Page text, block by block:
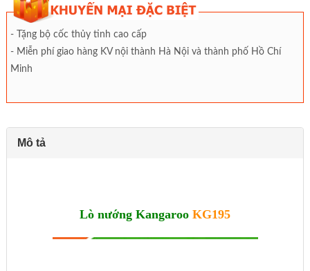
- Tặng bộ cốc thủy tinh cao cấp
- Miễn phí giao hàng KV nội thành Hà Nội và thành phố Hồ Chí
Minh
Mô tả
Lò nướng Kangaroo KG195